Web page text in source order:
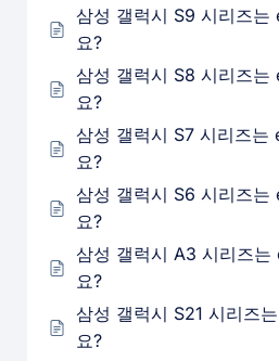
삼성 갤럭시 S9 시리즈는
요?
삼성 갤럭시 S8 시리즈는
요?
삼성 갤럭시 S7 시리즈는
요?
삼성 갤럭시 S6 시리즈는
요?
삼성 갤럭시 A3 시리즈는
요?
삼성 갤럭시 S21 시리즈
요?